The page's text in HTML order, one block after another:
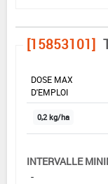
[15853101]
DOSE MAX
D'EMPLOI
0,2 kg/ha
INTERVALLE
-